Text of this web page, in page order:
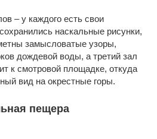
– у каждого есть свои
наскальные рисунки,
замысловатые узоры,
дождевой воды, а третий зал
к смотровой площадке, откуда
вид на окрестные горы.
пещера